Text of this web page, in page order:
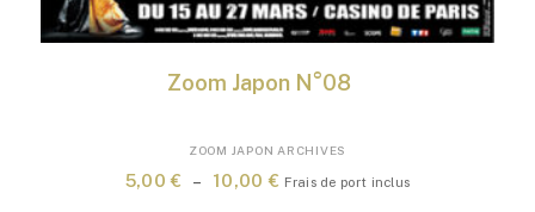
Zoom Japon N°08
ZOOM JAPON ARCHIVES
5,00€ – 10,00€ Plage
Frais de port inclus